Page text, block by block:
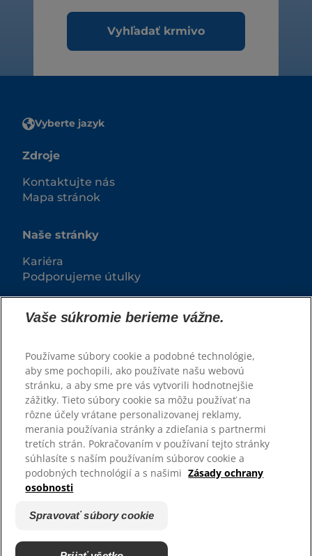
Vyhľadať krmivo
Vyberte jazyk
Zdroje
Kontaktujte nás
Mapa stránok
Naše stránky
Kariéra
Podporujeme útulky
© 2025 Hill's Pet Nutrition, Inc.
Všetky práva vyhradené.
Pravidlá
Zásady ochrany osobných
Právne vyhlásenie
Vaše súkromie berieme vážne.
Používame súbory cookie a podobné technológie,
aby sme pochopili, ako používate našu webovú
stránku, a aby sme pre vás vytvorili hodnotnejšie
zážitky. Tieto súbory cookie sa môžu používať na
rôzne účely vrátane personalizovanej reklamy,
merania používania stránky a zdieľania s partnermi
tretích strán. Pokračovaním v používaní tejto stránky
súhlasíte s naším používaním súborov cookie a
podobných technológií a s našimi Zásady ochrany
osobnosti
Spravovať súbory cookie